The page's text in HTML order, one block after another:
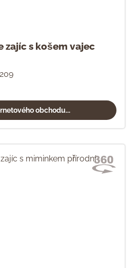
zajíc s košem vajec
obchodu...